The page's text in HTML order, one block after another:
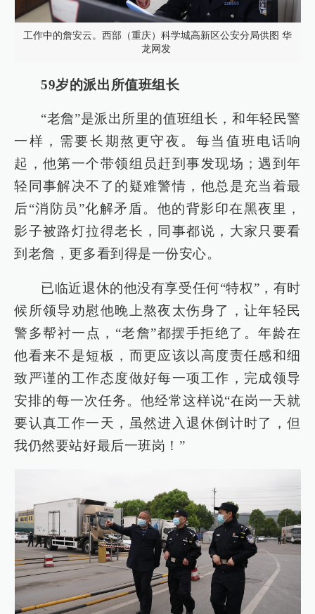
工作中的詹安云。西部（重庆）科学城高新区公安分局供图 华
龙网发
59岁的派出所值班组长
“老詹”是派出所里的值班组长，和年轻民警
一样，需要长期熬更守夜。每当值班电话响
起，他第一个带领组员赶到事发现场；遇到年
轻同事解决不了的疑难警情，他总是充当着最
后“消防员”化解矛盾。他的背影印在黑夜里，
影子被路灯拉得老长，同事都说，大家只要看
到老詹，更多看到得是一份安心。
已临近退休的他没有享受任何“特权”，有时
候所领导劝慰他晚上熬夜太伤身了，让年轻民
警多帮衬一点，“老詹”都摆手拒绝了。年龄在
他看来不是短板，而更应该以高度责任感和细
致严谨的工作态度做好每一项工作，完成领导
安排的每一次任务。他经常这样说“在岗一天就
要认真工作一天，虽然进入退休倒计时了，但
我仍然要站好最后一班岗！”